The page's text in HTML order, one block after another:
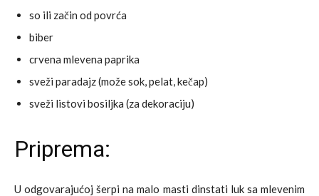
so ili začin od povrća
biber
crvena mlevena paprika
sveži paradajz (može sok, pelat, kečap)
sveži listovi bosiljka (za dekoraciju)
Priprema:
U odgovarajućoj šerpi na malo masti dinstati luk sa mlevenim